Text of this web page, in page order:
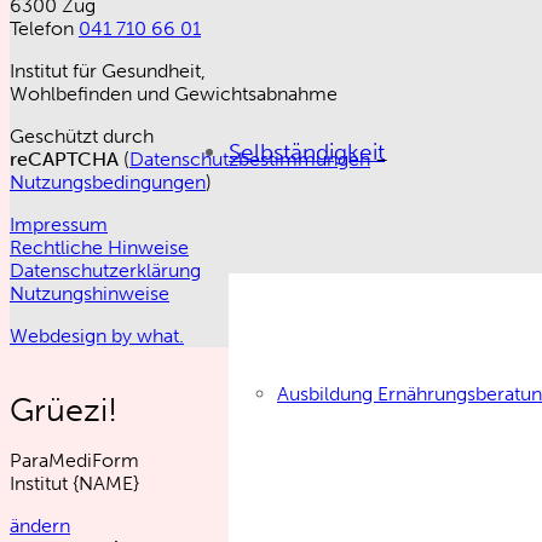
Selbständigkeit
Ausbildung
6300 Zug
Telefon 041 710 66 01
Institut für Gesundheit,
Wohlbefinden und Gewichtsabnahme
Geschützt durch
reCAPTCHA (Datenschutzbestimmungen–
Nutzungsbedingungen)
Impressum
Rechtliche Hinweise
Datenschutzerklärung
Nutzungshinweise
Webdesign by what.
Grüezi!
ParaMediForm
Institut {NAME}
ändern